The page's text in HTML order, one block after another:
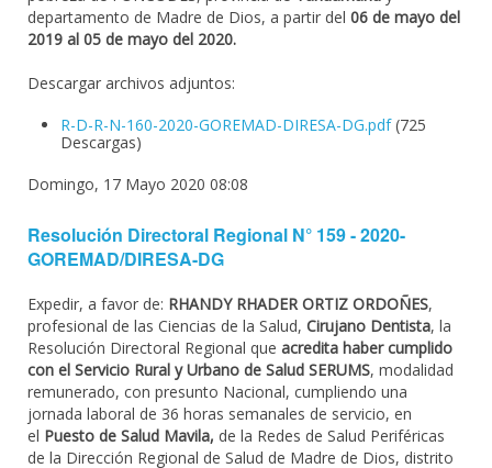
departamento de Madre de Dios, a partir del 06 de mayo del
2019 al 05 de mayo del 2020.
Descargar archivos adjuntos:
R-D-R-N-160-2020-GOREMAD-DIRESA-DG.pdf(725
Descargas)
Domingo, 17 Mayo 2020 08:08
Resolución Directoral Regional N° 159 - 2020-
GOREMAD/DIRESA-DG
Expedir, a favor de: RHANDY RHADER ORTIZ ORDOÑES,
profesional de las Ciencias de la Salud, Cirujano Dentista, la
Resolución Directoral Regional que acredita haber cumplido
con el Servicio Rural y Urbano de Salud SERUMS, modalidad
remunerado, con presunto Nacional, cumpliendo una
jornada laboral de 36 horas semanales de servicio, en
el Puesto de Salud Mavila, de la Redes de Salud Periféricas
de la Dirección Regional de Salud de Madre de Dios, distrito